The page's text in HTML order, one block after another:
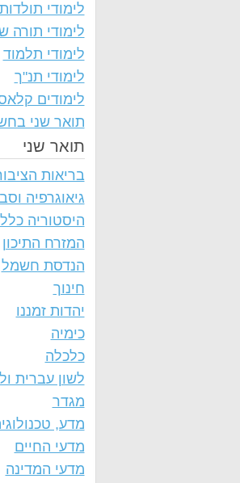
לימודי
לימודי תורה
לימודי תלמוד
לימודי תנ"ך
לימודים
תואר שני
תואר שני
בריאות
גיאוגרפיה
היסטוריה
המזרח התיכון
הנדסת חשמל
חינוך
יהדות זמננו
כימיה
כלכלה
לשון עברית
מגדר
מדע,
מדעי החיים
מדעי המדינה